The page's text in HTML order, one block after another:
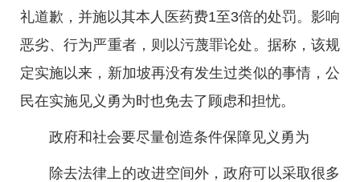
礼道歉，并施以其本人医药费1至3倍的处罚。影响
恶劣、行为严重者，则以污蔑罪论处。据称，该规
定实施以来，新加坡再没有发生过类似的事情，公
民在实施见义勇为时也免去了顾虑和担忧。
政府和社会要尽量创造条件保障见义勇为
除去法律上的改进空间外，政府可以采取很多